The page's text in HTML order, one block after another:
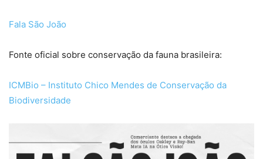
Fala São João
Fonte oficial sobre conservação da fauna brasileira:
ICMBio – Instituto Chico Mendes de Conservação da
Biodiversidade